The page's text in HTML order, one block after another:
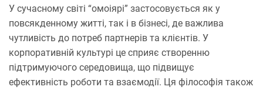
У сучасному світі “омоіярі” застосовується як у
повсякденному житті, так і в бізнесі, де важлива
чутливість до потреб партнерів та клієнтів. У
корпоративній культурі це сприяє створенню
підтримуючого середовища, що підвищує
ефективність роботи та взаємодії. Ця філософія також